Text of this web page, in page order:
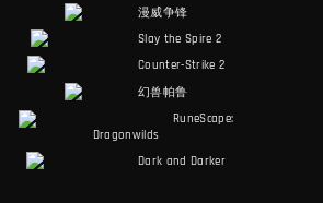
漫威争锋
Slay the Spire 2
Counter-Strike 2
幻兽帕鲁
RuneScape:
Dragonwilds
Dark and Darker